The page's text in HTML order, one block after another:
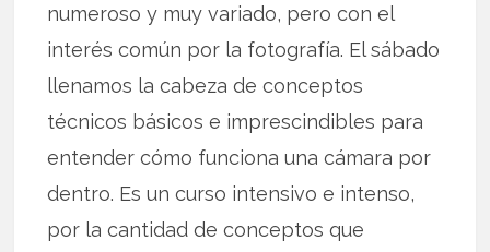
numeroso y muy variado, pero con el
interés común por la fotografía. El sábado
llenamos la cabeza de conceptos
técnicos básicos e imprescindibles para
entender cómo funciona una cámara por
dentro. Es un curso intensivo e intenso,
por la cantidad de conceptos que